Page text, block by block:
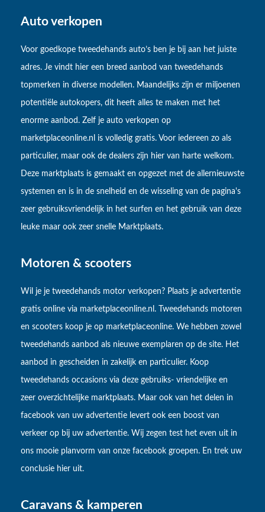
Auto verkopen
Voor goedkope tweedehands auto’s ben je bij aan het juiste
adres. Je vindt hier een breed aanbod van tweedehands
topmerken in diverse modellen. Maandelijks zijn er miljoenen
potentiële autokopers, dit heeft alles te maken met het
enorme aanbod. Zelf je auto verkopen op
marketplaceonline.nl is volledig gratis. Voor iedereen zo als
particulier, maar ook de dealers zijn hier van harte welkom.
Deze marktplaats is gemaakt en opgezet met de allernieuwste
systemen en is in de snelheid en de wisseling van de pagina's
zeer gebruiksvriendelijk in het surfen en het gebruik van deze
leuke maar ook zeer snelle Marktplaats.
Motoren & scooters
Wil je je tweedehands motor verkopen? Plaats je advertentie
gratis online via marketplaceonline.nl. Tweedehands motoren
en scooters koop je op marketplaceonline. We hebben zowel
tweedehands aanbod als nieuwe exemplaren op de site. Het
aanbod in gescheiden in zakelijk en particulier. Koop
tweedehands occasions via deze gebruiks- vriendelijke en
zeer overzichtelijke marktplaats. Maar ook van het delen in
facebook van uw advertentie levert ook een boost van
verkeer op bij uw advertentie. Wij zegen test het even uit in
ons mooie planvorm van onze facebook groepen. En trek uw
conclusie hier uit.
Caravans & kamperen